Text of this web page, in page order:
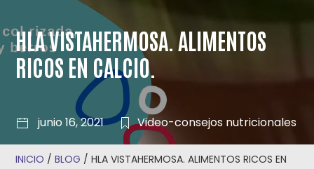
HLA VISTAHERMOSA. ALIMENTOS
RICOS EN CALCIO.
junio 16, 2021 Video-consejos nutricionales
INICIO /BLOG /HLA VISTAHERMOSA. ALIMENTOS RICOS EN